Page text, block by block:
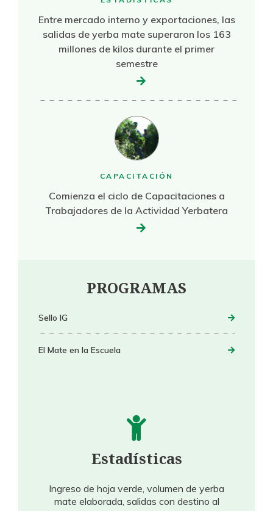
Entre mercado interno y exportaciones, las
salidas de yerba mate superaron los 163
millones de kilos durante el primer
semestre
CAPACITACIÓN
Comienza el ciclo de Capacitaciones a
Trabajadores de la Actividad Yerbatera
PROGRAMAS
Sello IG
El Mate en la Escuela
Estadísticas
Ingreso de hoja verde, volumen de yerba
mate elaborada, salidas con destino al